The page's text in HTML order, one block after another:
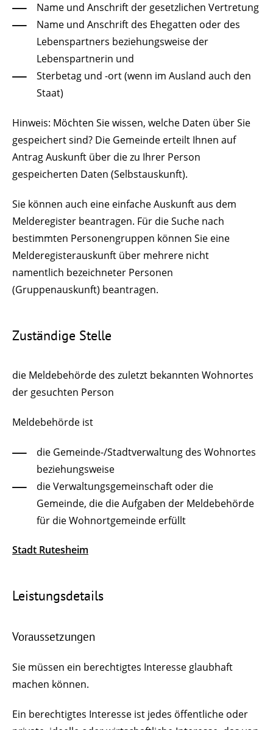
Name und Anschrift der gesetzlichen Vertretung
Name und Anschrift des Ehegatten oder des
Lebenspartners beziehungsweise der
Lebenspartnerin und
Sterbetag und -ort (wenn im Ausland auch den
Staat)
Hinweis: Möchten Sie wissen, welche Daten über Sie
gespeichert sind? Die Gemeinde erteilt Ihnen auf
Antrag Auskunft über die zu Ihrer Person
gespeicherten Daten (Selbstauskunft).
Sie können auch eine einfache Auskunft aus dem
Melderegister beantragen. Für die Suche nach
bestimmten Personengruppen können Sie eine
Melderegisterauskunft über mehrere nicht
namentlich bezeichneter Personen
(Gruppenauskunft) beantragen.
Zuständige Stelle
die Meldebehörde des zuletzt bekannten Wohnortes
der gesuchten Person
Meldebehörde ist
die Gemeinde-/Stadtverwaltung des Wohnortes
beziehungsweise
die Verwaltungsgemeinschaft oder die
Gemeinde, die die Aufgaben der Meldebehörde
für die Wohnortgemeinde erfüllt
Stadt Rutesheim
Leistungsdetails
Voraussetzungen
Sie müssen ein berechtigtes Interesse glaubhaft
machen können.
Ein berechtigtes Interesse ist jedes öffentliche oder